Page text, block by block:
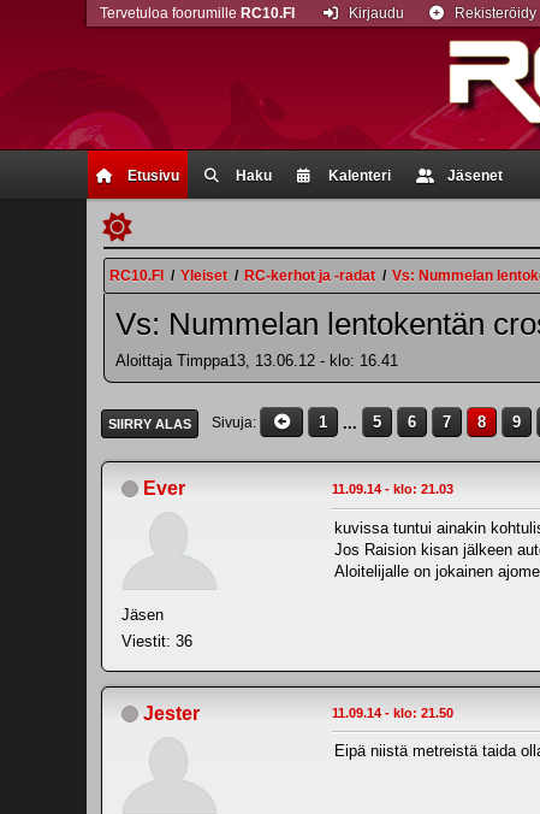
Etusivu Haku Kalenteri Jäsenet
Tervetuloa foorumille RC10.FI Kirjaudu Rekisteröidy
RC10.FI / Yleiset / RC-kerhot ja -radat / Vs: Nummelan
Vs: Nummelan lentokentän
Aloittaja Timppa13, 13.06.12 - klo: 16.41
SIIRRY ALAS Sivuja 1 ... 5 6 7 8 9
Ever
Jäsen
Viestit: 36
11.09.14 - klo: 21.03
kuvissa tuntui ainakin
Jos Raision kisan jälkeen
Aloitelijalle on jokainen
Jester 11.09.14 - klo: 21.50
Eipä niistä metreistä taida